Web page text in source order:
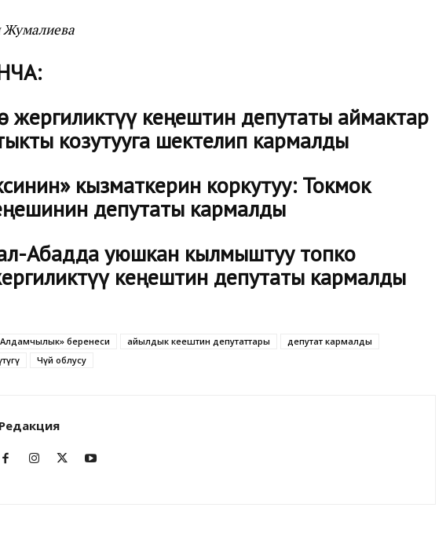
Жумалиева
жергиликтүү кеңештин депутаты аймактар
козутууга шектелип кармалды
кызматкерин коркутуу: Токмок
депутаты кармалды
Абадда уюшкан кылмыштуу топко
кеңештин депутаты кармалды
беренеси айылдык кеңештин депутаттары
депутат кармалды
Чүй облусу
Редакция